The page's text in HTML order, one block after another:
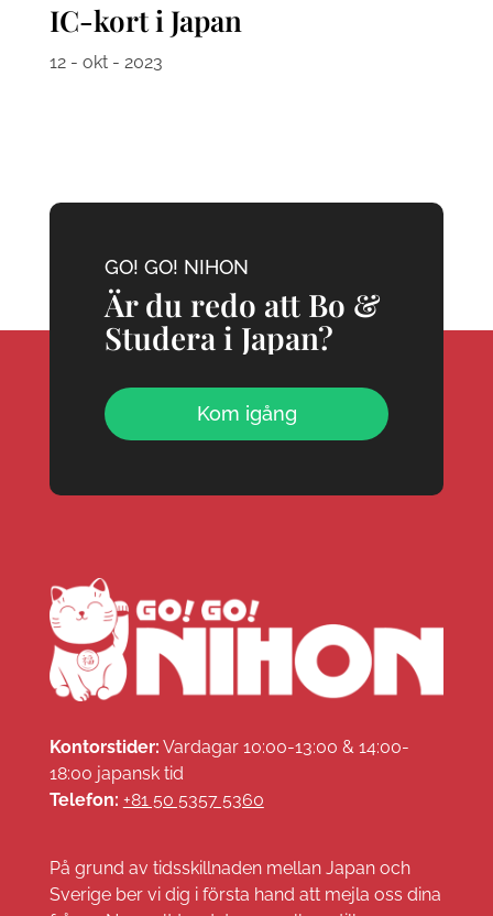
IC-kort i Japan
12 - okt - 2023
GO! GO! NIHON
Är du redo att Bo &
Studera i Japan?
Kom igång
Kontorstider: Vardagar 10:00-13:00 & 14:00-
18:00 japansk tid
Telefon: +81 50 5357 5360
På grund av tidsskillnaden mellan Japan och
Sverige ber vi dig i första hand att mejla oss dina